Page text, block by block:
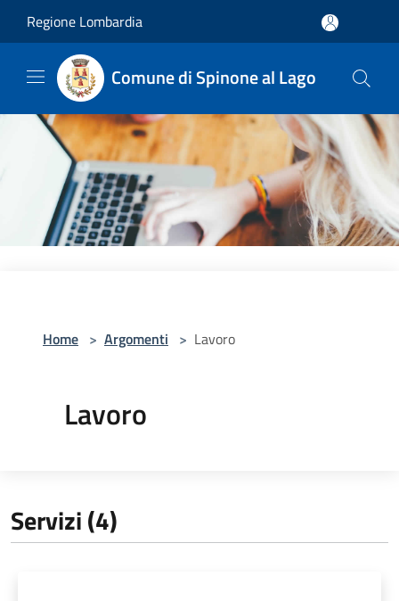
Regione Lombardia
Comune di Spinone al Lago
Home > Argomenti > Lavoro
Lavoro
Servizi (4)